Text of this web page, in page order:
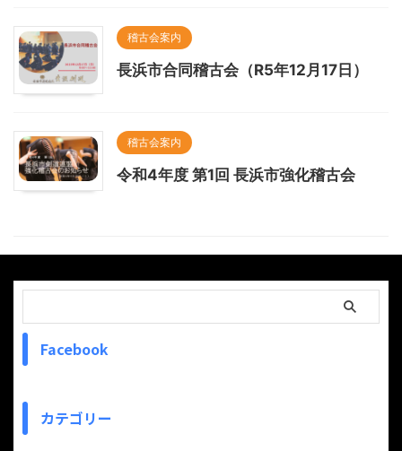
稽古会案内
長浜市合同稽古会（R5年12月17日）
稽古会案内
令和4年度 第1回 長浜市強化稽古会
Facebook
カテゴリー